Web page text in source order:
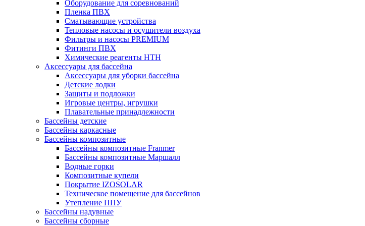
Оборудование для соревнований
Пленка ПВХ
Сматывающие устройства
Тепловые насосы и осушители воздуха
Фильтры и насосы PREMIUM
Фитинги ПВХ
Химические реагенты HTH
Аксессуары для бассейна
Аксессуары для уборки бассейна
Детские лодки
Защиты и подложки
Игровые центры, игрушки
Плавательные принадлежности
Бассейны детские
Бассейны каркасные
Бассейны композитные
Бассейны композитные Franmer
Бассейны композитные Маршалл
Водные горки
Композитные купели
Покрытие IZOSOLAR
Техническое помещение для бассейнов
Утепление ППУ
Бассейны надувные
Бассейны сборные